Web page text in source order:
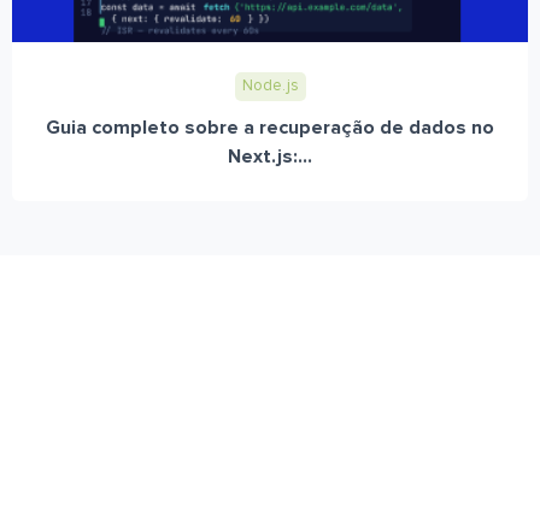
Node.js
Guia completo sobre a recuperação de dados no
Next.js:...